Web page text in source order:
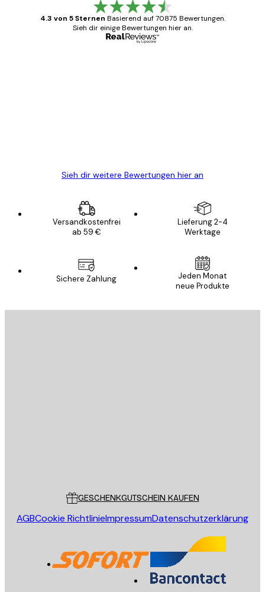
4.3 von 5 Sternen Basierend auf 70875 Bewertungen.
Sieh dir einige Bewertungen hier an.
Sieh dir weitere Bewertungen hier an
Versandkostenfrei
ab 59 €
Lieferung 2-4
Werktage
Sichere Zahlung
Jeden Monat
neue Produkte
GESCHENKGUTSCHEIN KAUFEN
AGBCookie RichtlinieImpressumDatenschutzerklärung